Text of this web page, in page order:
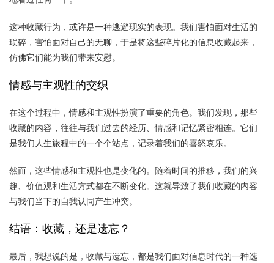
这种收藏行为，或许是一种逃避现实的表现。我们害怕面对生活的
琐碎，害怕面对自己的无聊，于是将这些碎片化的信息收藏起来，
仿佛它们能为我们带来安慰。
情感与主观性的交织
在这个过程中，情感和主观性扮演了重要的角色。我们发现，那些
收藏的内容，往往与我们过去的经历、情感和记忆紧密相连。它们
是我们人生旅程中的一个个站点，记录着我们的喜怒哀乐。
然而，这些情感和主观性也是变化的。随着时间的推移，我们的兴
趣、价值观和生活方式都在不断变化。这就导致了我们收藏的内容
与我们当下的自我认同产生冲突。
结语：收藏，还是遗忘？
最后，我想说的是，收藏与遗忘，都是我们面对信息时代的一种选